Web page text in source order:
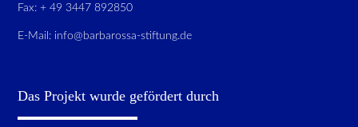
Fax: + 49 3447 892850
E-Mail: info@barbarossa-stiftung.de
Das Projekt wurde gefördert durch